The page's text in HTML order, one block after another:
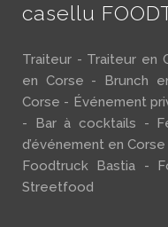
casellu
Traiteur - Traiteur en
en Corse - Brunch
Corse - Événement
- Bar à cocktails -
d’événement en
Foodtruck Bastia -
Streetfood